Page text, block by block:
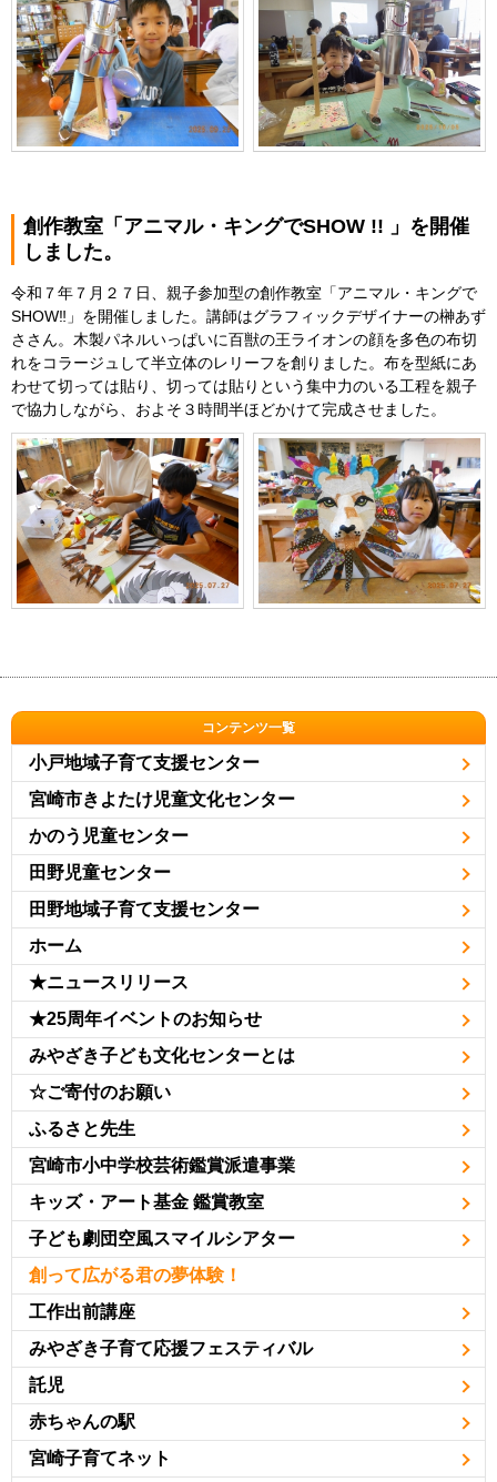
創作教室「アニマル・キングでSHOW !! 」を開催
しました。
令和７年７月２７日、親子参加型の創作教室「アニマル・キングで
SHOW‼」を開催しました。講師はグラフィックデザイナーの榊あず
ささん。木製パネルいっぱいに百獣の王ライオンの顔を多色の布切
れをコラージュして半立体のレリーフを創りました。布を型紙にあ
わせて切っては貼り、切っては貼りという集中力のいる工程を親子
で協力しながら、およそ３時間半ほどかけて完成させました。
コンテンツ一覧
小戸地域子育て支援センター
宮崎市きよたけ児童文化センター
かのう児童センター
田野児童センター
田野地域子育て支援センター
ホーム
★ニュースリリース
★25周年イベントのお知らせ
みやざき子ども文化センターとは
☆ご寄付のお願い
ふるさと先生
宮崎市小中学校芸術鑑賞派遣事業
キッズ・アート基金 鑑賞教室
子ども劇団空風スマイルシアター
創って広がる君の夢体験！
工作出前講座
みやざき子育て応援フェスティバル
託児
赤ちゃんの駅
宮崎子育てネット